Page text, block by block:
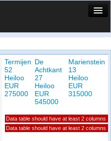
Termijen
52
Heiloo
EUR
275000
De
Achtkant
27
Heiloo
EUR
545000
Marienstein
13
Heiloo
EUR
315000
Data table should have at least 2 columns
Data table should have at least 2 columns